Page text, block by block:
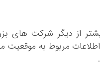
از دیگر شرکت‌ های
مربوط به موقعیت